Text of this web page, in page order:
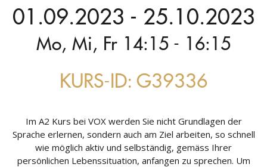
01.09.2023 - 25.10.2023
Mo, Mi, Fr 14:15 - 16:15
KURS-ID: G39336
Im A2 Kurs bei VOX werden Sie nicht Grundlagen der
Sprache erlernen, sondern auch am Ziel arbeiten, so schnell
wie möglich aktiv und selbständig, gemäss Ihrer
persönlichen Lebenssituation, anfangen zu sprechen. Um